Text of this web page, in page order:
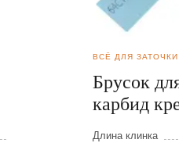
ВСЁ ДЛЯ
Брусок
карбид
Длина клинка